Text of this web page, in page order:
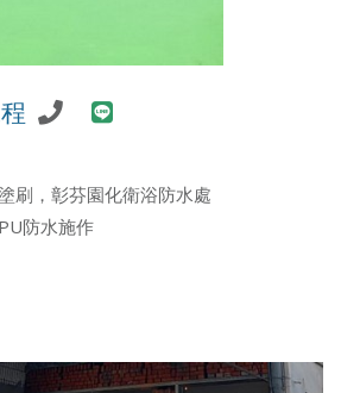
刷，彰芬園化衛浴防水處
防水施作